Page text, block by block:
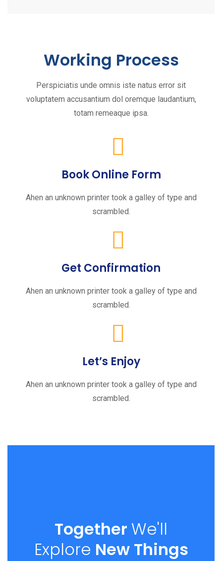
Working Process
Perspiciatis unde omnis iste natus error sit
voluptatem accusantium dol oremque laudantium,
totam remeaque ipsa.
Book Online Form
Ahen an unknown printer took a galley of type and
scrambled.
Get Confirmation
Ahen an unknown printer took a galley of type and
scrambled.
Let’s Enjoy
Ahen an unknown printer took a galley of type and
scrambled.
Together We'll
Explore New Things